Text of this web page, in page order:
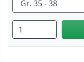
Anzahl eingeben